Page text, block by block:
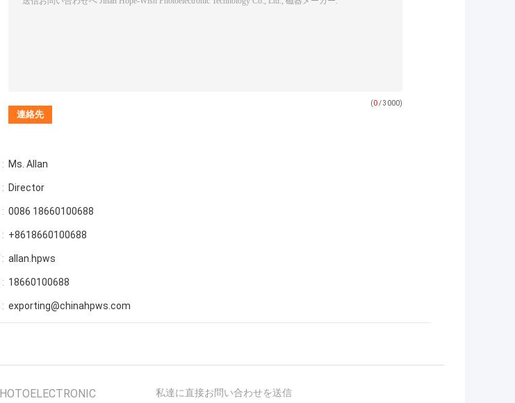
(0/ 3000)
Ms. Allan
Director
0086 18660100688
+8618660100688
allan.hpws
18660100688
exporting@chinahpws.com
私達に直接お問い合わせを送信